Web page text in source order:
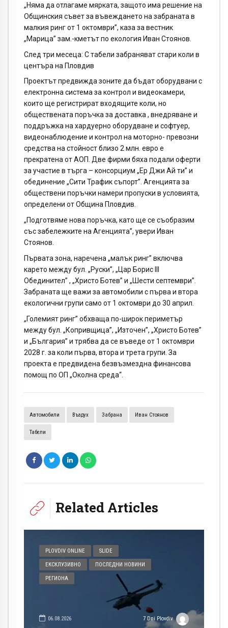
„Няма да отлагаме мярката, защото има решение на
Общинския съвет за въвеждането на забраната в
малкия ринг от 1 октомври”, каза за вестник
„Марица” зам.-кметът по екология Иван Стоянов.
След три месеца: С табели забраняват стари коли в
центъра на Пловдив
Проектът предвижда зоните да бъдат оборудвани с
електронна система за контрол и видеокамери,
които ще регистрират входящите коли, но
обществената поръчка за доставка , внедряване и
поддръжка на хардуерно оборудване и софтуер,
видеонаблюдение и контрол на моторно- превозни
средства на стойност близо 2 млн. евро е
прекратена от АОП. Две фирми бяха подали оферти
за участие в търга – консорциум „Ер Джи Ай ти” и
обединение „Сити Трафик съпорт”. Агенцията за
обществени поръчки намери пропуски в условията,
определени от Община Пловдив.
„Подготвяме нова поръчка, като ще се съобразим
със забележките на Агенцията”, увери Иван
Стоянов.
Първата зона, наречена „малък ринг” включва
карето между бул. „Руски”, „Цар Борис III
Обединител” , „Христо Ботев” и „Шести септември”.
Забраната ще важи за автомобили с първа и втора
екологични групи само от 1 октомври до 30 април.
„Големият ринг” обхваща по-широк периметър
между бул. „Копривщица”, „Източен”, „Христо Ботев”
и „България” и трябва да се въведе от 1 октомври
2028 г. за коли първа, втора и трета групи. За
проекта е предвидена безвъзмездна финансова
помощ по ОП „Околна среда“.
Автомобили Въздух Забрана Иван Стоянов
Табели
Related Articles
PLOVDIV ONLINE SLIDE
ЕКСКЛУЗИВНО ПОСЛЕДНИ НОВИНИ
РЕГИОНА
06.08.2026 7 Dni Plovdiv